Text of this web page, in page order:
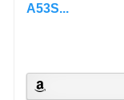
A53S...